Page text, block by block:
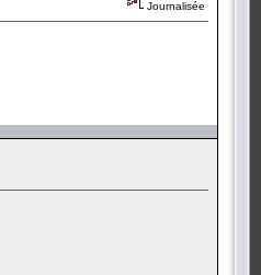
Journalisée